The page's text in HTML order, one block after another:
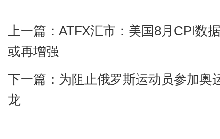
上一篇： ATFX汇市：美国8月CPI数
或再增强
下一篇： 为阻止俄罗斯运动员参加奥
龙